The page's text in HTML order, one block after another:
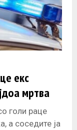
екс
мртва
голи раце
а соседите ја